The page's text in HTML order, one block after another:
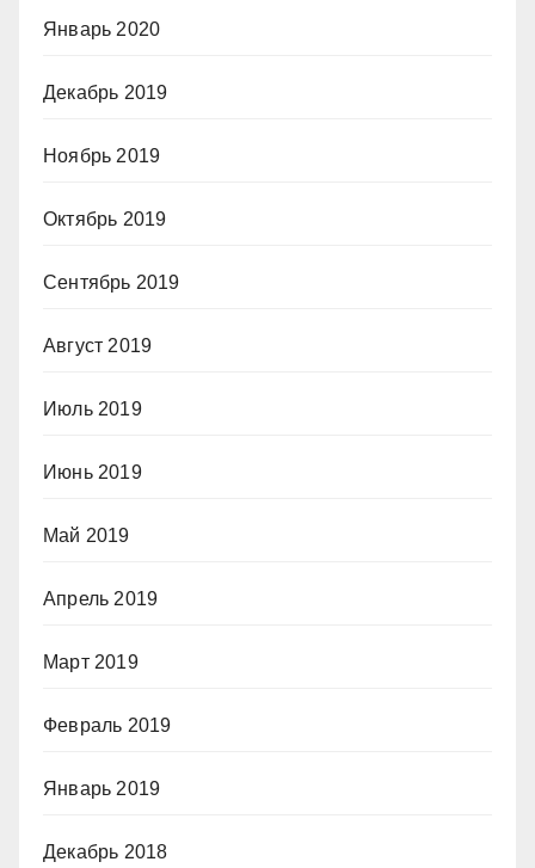
Январь 2020
Декабрь 2019
Ноябрь 2019
Октябрь 2019
Сентябрь 2019
Август 2019
Июль 2019
Июнь 2019
Май 2019
Апрель 2019
Март 2019
Февраль 2019
Январь 2019
Декабрь 2018